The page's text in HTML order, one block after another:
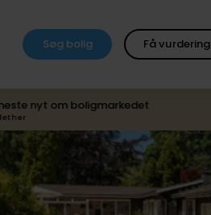
Søg bolig Få vurdering
nyt om boligmarkedet
her